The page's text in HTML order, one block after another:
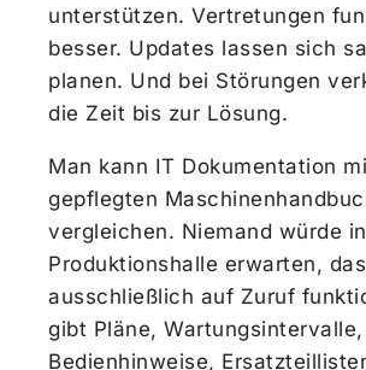
unterstützen. Vertretungen
besser. Updates lassen sich
planen. Und bei Störungen
die Zeit bis zur Lösung.
Man kann IT Dokumentation
gepflegten
vergleichen. Niemand würde
Produktionshalle erwarten,
ausschließlich auf Zuruf
gibt Pläne, Wartungsintervalle,
Bedienhinweise,